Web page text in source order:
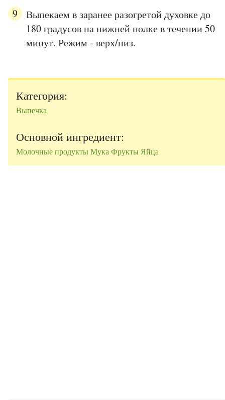
Выпекаем в заранее разогретой духовке до
180 градусов на нижней полке в течении 50
минут. Режим - верх/низ.
Категория:
Выпечка
Основной ингредиент:
Молочные продуктыМукаФруктыЯйца